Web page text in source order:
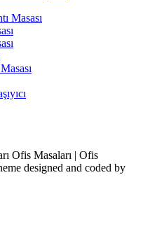
Masası
Ofis Masaları | Ofis
designed and coded by